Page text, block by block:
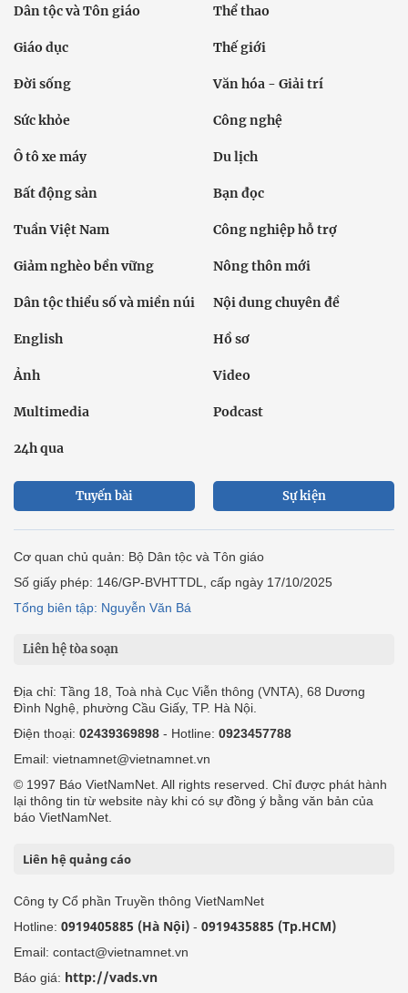
Dân tộc và Tôn giáo Thể thao
Giáo dục Thế giới
Đời sống Văn hóa - Giải trí
Sức khỏe Công nghệ
Ô tô xe máy Du lịch
Bất động sản Bạn đọc
Tuần Việt Nam Công nghiệp hỗ trợ
Giảm nghèo bền vững Nông thôn mới
Dân tộc thiểu số và miền núi Nội dung chuyên đề
English Hồ sơ
Ảnh Video
Multimedia Podcast
24h qua
Tuyến bài Sự kiện
Cơ quan chủ quản: Bộ Dân tộc và Tôn giáo
Số giấy phép: 146/GP-BVHTTDL, cấp ngày 17/10/2025
Tổng biên tập: Nguyễn Văn Bá
Liên hệ tòa soạn
Địa chỉ: Tầng 18, Toà nhà Cục Viễn thông (VNTA), 68 Dương
Đình Nghệ, phường Cầu Giấy, TP. Hà Nội.
Điện thoại: 02439369898 - Hotline: 0923457788
Email: vietnamnet@vietnamnet.vn
© 1997 Báo VietNamNet. All rights reserved. Chỉ được phát hành
lại thông tin từ website này khi có sự đồng ý bằng văn bản của
báo VietNamNet.
Liên hệ quảng cáo
Công ty Cổ phần Truyền thông VietNamNet
Hotline: 0919405885 (Hà Nội) - 0919435885 (Tp.HCM)
Email: contact@vietnamnet.vn
Báo giá: http://vads.vn